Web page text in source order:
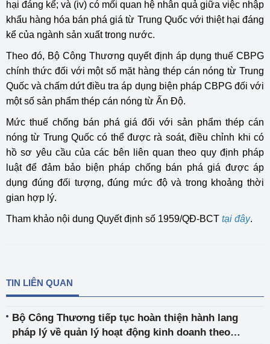
hại đáng kể; và (iv) có mối quan hệ nhân quả giữa việc nhập
khẩu hàng hóa bán phá giá từ Trung Quốc với thiệt hại đáng
kể của ngành sản xuất trong nước.
Theo đó, Bộ Công Thương quyết định áp dụng thuế CBPG
chính thức đối với một số mặt hàng thép cán nóng từ Trung
Quốc và chấm dứt điều tra áp dụng biện pháp CBPG đối với
một số sản phẩm thép cán nóng từ Ấn Độ.
Mức thuế chống bán phá giá đối với sản phẩm thép cán
nóng từ Trung Quốc có thể được rà soát, điều chỉnh khi có
hồ sơ yêu cầu của các bên liên quan theo quy định pháp
luật để đảm bảo biện pháp chống bán phá giá được áp
dụng đúng đối tượng, đúng mức độ và trong khoảng thời
gian hợp lý.
Tham khảo nội dung Quyết định số 1959/QĐ-BCT tại đây.
TIN LIÊN QUAN
Bộ Công Thương tiếp tục hoàn thiện hành lang
pháp lý về quản lý hoạt động kinh doanh theo